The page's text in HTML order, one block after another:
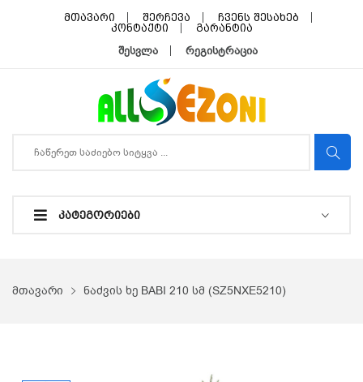
მთავარი შერჩევა
ჩვენს შესახებ
კონტაქტი
გარანტია
შესვლა რეგისტრაცია
ᲙᲐᲢᲔᲒᲝᲠᲘᲔᲑᲘ
მთავარი ნაძვის ხე BABI 210 სმ (SZ5NXE5210)